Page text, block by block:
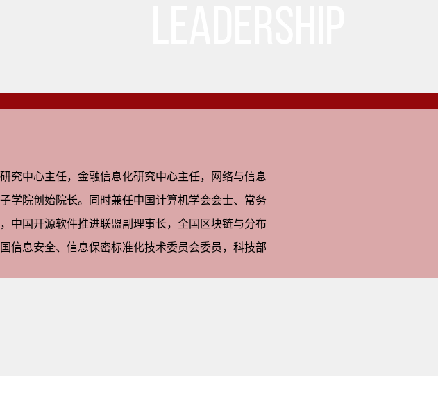
究中心主任，金融信息化研究中心主任，网络与信息
学院创始院长。同时兼任中国计算机学会会士、常务
中国开源软件推进联盟副理事长，全国区块链与分布
信息安全、信息保密标准化技术委员会委员，科技部